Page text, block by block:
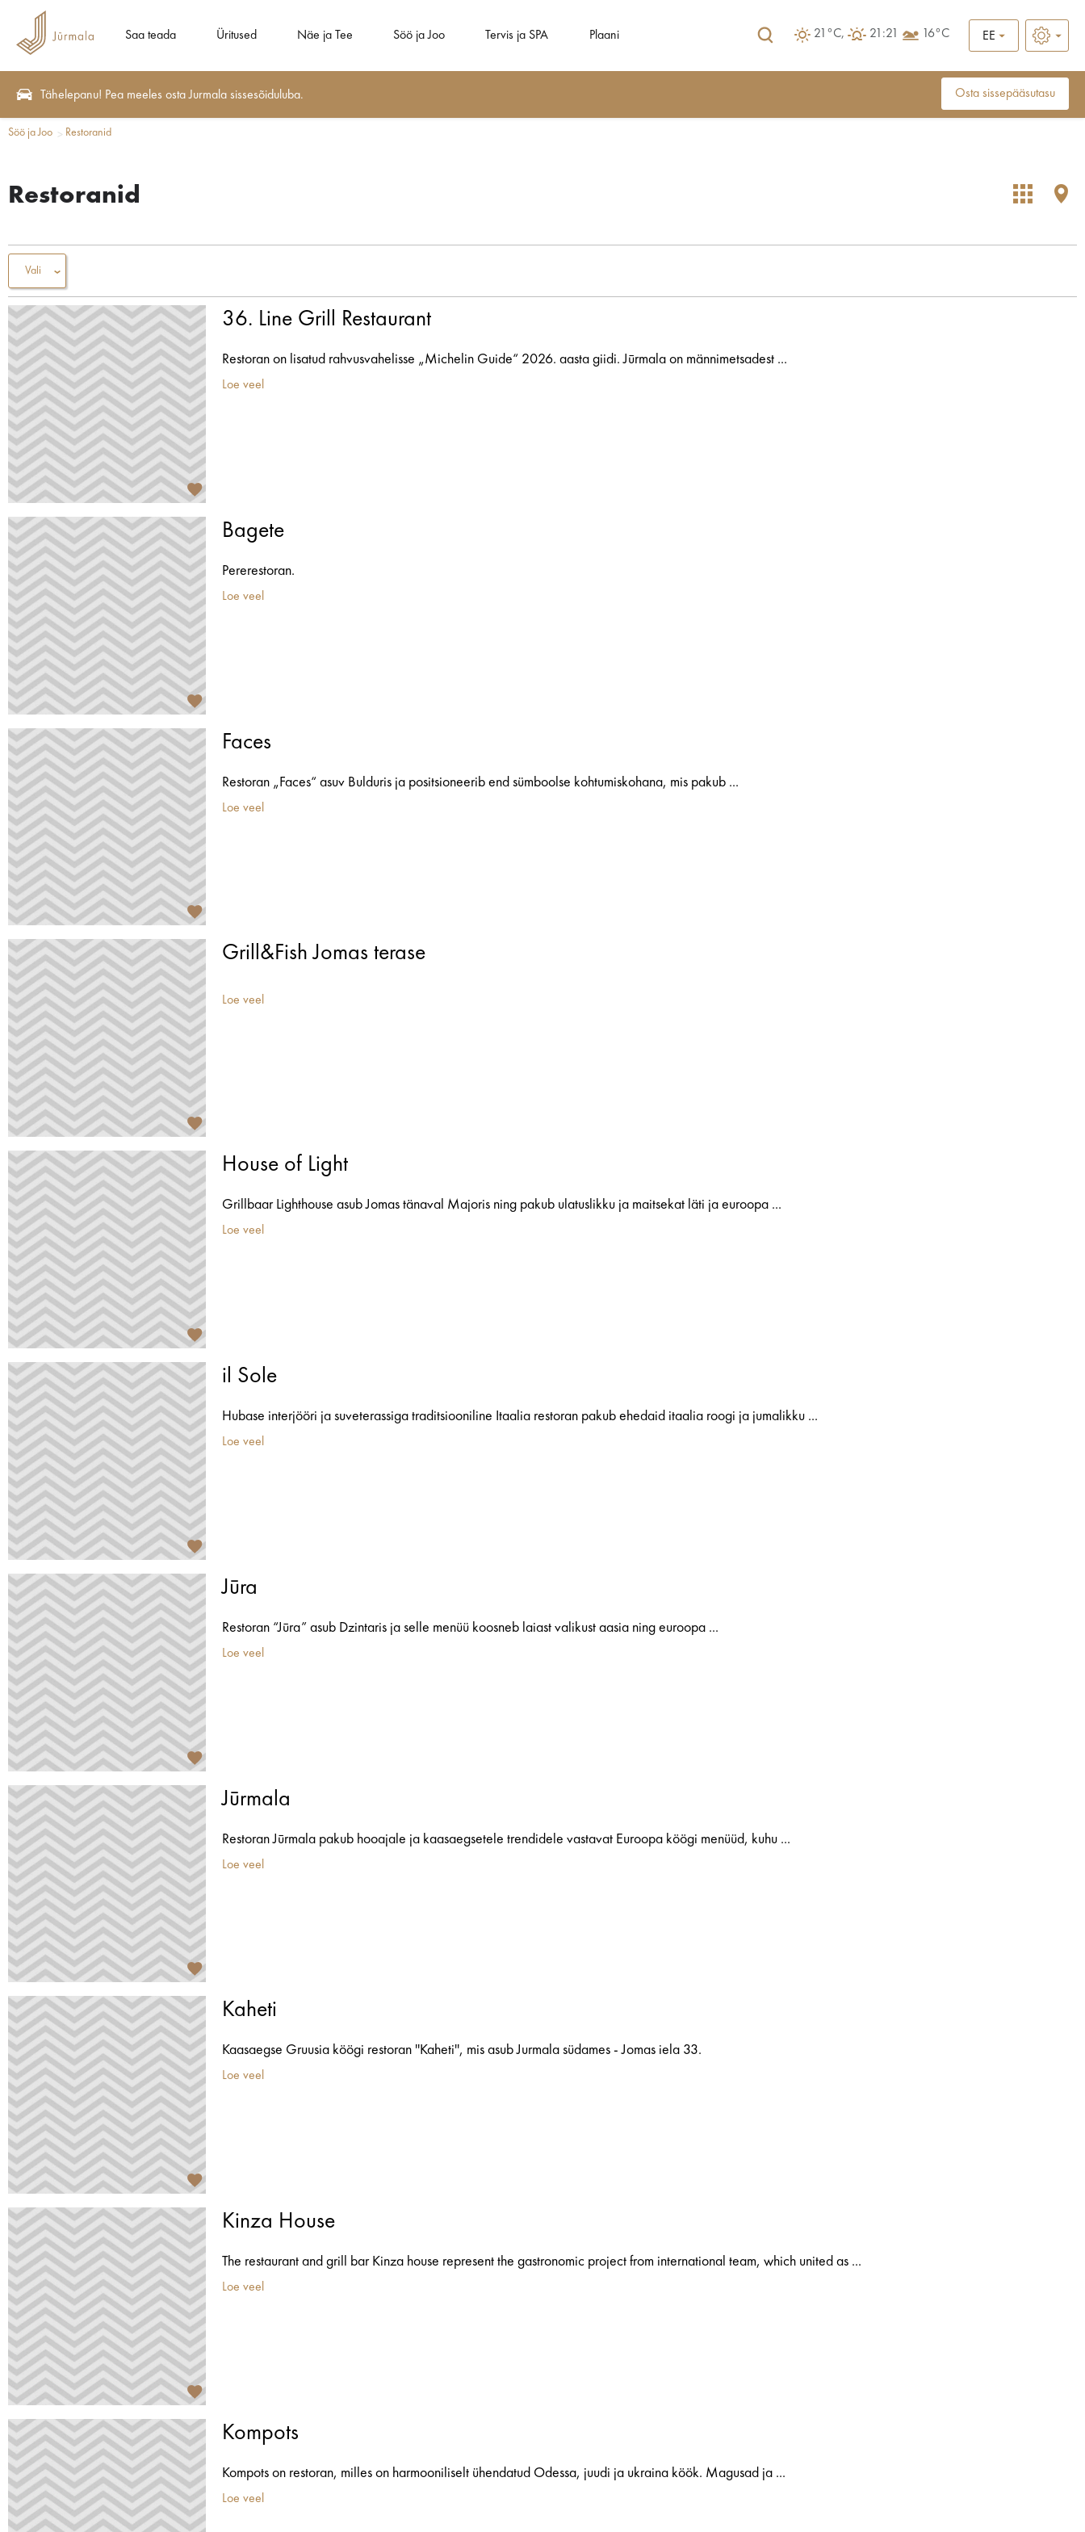
Saa teada Üritused Näe ja Tee Söö ja Joo Tervis ja SPA Plaani 21°C, 21:21 16°C EE
Tähelepanu! Pea meeles osta Jurmala sissesõiduluba. Osta sissepääsutasu
Söö ja Joo Restoranid
Restoranid
Vali
36. Line Grill Restaurant
Restoran on lisatud rahvusvahelisse „Michelin Guide“ 2026. aasta giidi. Jūrmala on männimetsadest ...
Loe veel
Bagete
Pererestoran.
Loe veel
Faces
Restoran „Faces“ asuv Bulduris ja positsioneerib end sümboolse kohtumiskohana, mis pakub ...
Loe veel
Grill&Fish Jomas terase
Loe veel
House of Light
Grillbaar Lighthouse asub Jomas tänaval Majoris ning pakub ulatuslikku ja maitsekat läti ja euroopa ...
Loe veel
il Sole
Hubase interjööri ja suveterassiga traditsiooniline Itaalia restoran pakub ehedaid itaalia roogi ja jumalikku ...
Loe veel
Jūra
Restoran “Jūra” asub Dzintaris ja selle menüü koosneb laiast valikust aasia ning euroopa ...
Loe veel
Jūrmala
Restoran Jūrmala pakub hooajale ja kaasaegsetele trendidele vastavat Euroopa köögi menüüd, kuhu ...
Loe veel
Kaheti
Kaasaegse Gruusia köögi restoran ''Kaheti'', mis asub Jurmala südames - Jomas iela 33.
Loe veel
Kinza House
The restaurant and grill bar Kinza house represent the gastronomic project from international team, which united as ...
Loe veel
Kompots
Kompots on restoran, milles on harmooniliselt ühendatud Odessa, juudi ja ukraina köök. Magusad ja ...
Loe veel